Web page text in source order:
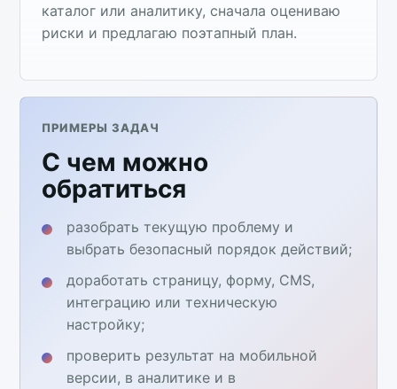
каталог или аналитику, сначала оцениваю
риски и предлагаю поэтапный план.
ПРИМЕРЫ ЗАДАЧ
С чем можно
обратиться
разобрать текущую проблему и
выбрать безопасный порядок действий;
доработать страницу, форму, CMS,
интеграцию или техническую
настройку;
проверить результат на мобильной
версии, в аналитике и в